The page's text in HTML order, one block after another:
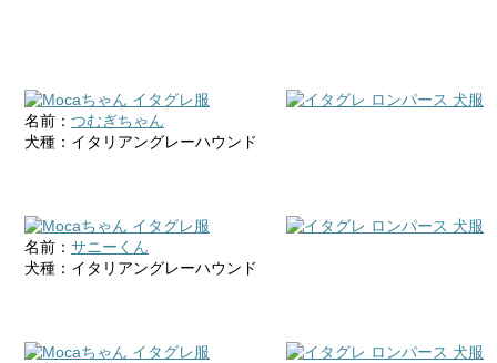
名前： つむぎちゃん
犬種：イタリアングレーハウンド
名前： サニーくん
犬種：イタリアングレーハウンド